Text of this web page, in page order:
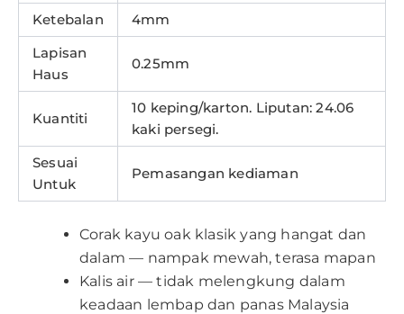
Ketebalan
4mm
Lapisan
Haus
0.25mm
Kuantiti
10 keping/karton. Liputan: 24.06
kaki persegi.
Sesuai
Untuk
Pemasangan kediaman
Corak kayu oak klasik yang hangat dan
dalam — nampak mewah, terasa mapan
Kalis air — tidak melengkung dalam
keadaan lembap dan panas Malaysia